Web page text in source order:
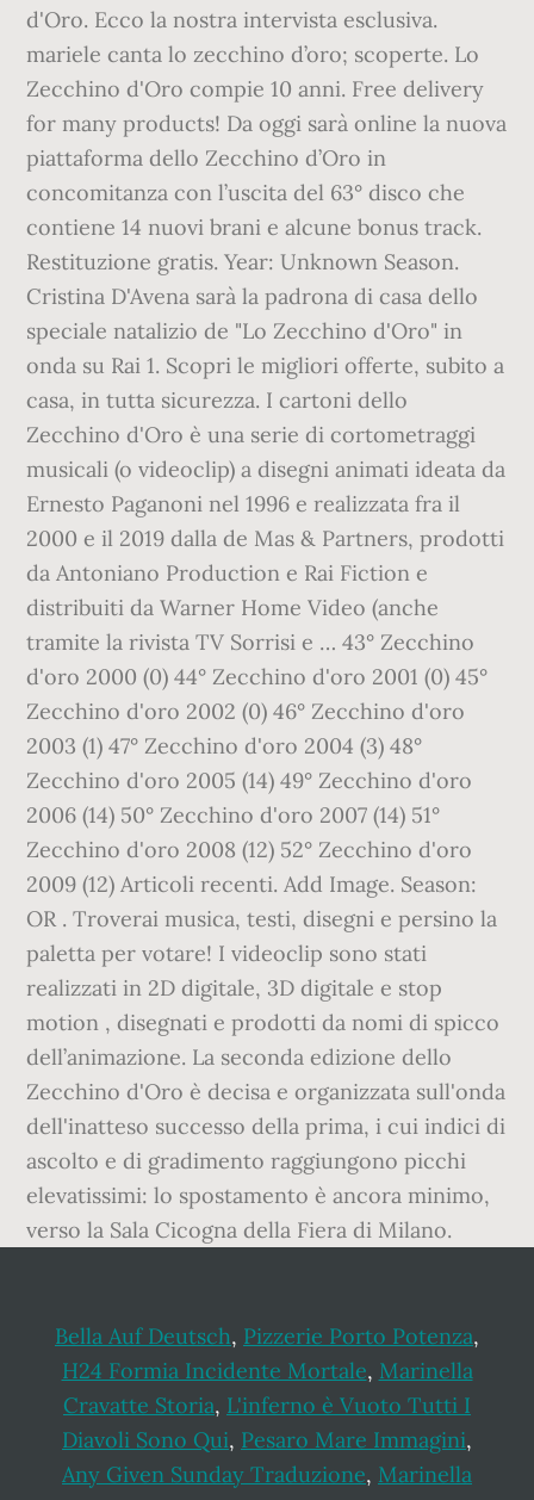
d'Oro. Ecco la nostra intervista esclusiva.
mariele canta lo zecchino d’oro; scoperte. Lo
Zecchino d'Oro compie 10 anni. Free delivery
for many products! Da oggi sarà online la nuova
piattaforma dello Zecchino d’Oro in
concomitanza con l’uscita del 63° disco che
contiene 14 nuovi brani e alcune bonus track.
Restituzione gratis. Year: Unknown Season.
Cristina D'Avena sarà la padrona di casa dello
speciale natalizio de "Lo Zecchino d'Oro" in
onda su Rai 1. Scopri le migliori offerte, subito a
casa, in tutta sicurezza. I cartoni dello
Zecchino d'Oro è una serie di cortometraggi
musicali (o videoclip) a disegni animati ideata da
Ernesto Paganoni nel 1996 e realizzata fra il
2000 e il 2019 dalla de Mas & Partners, prodotti
da Antoniano Production e Rai Fiction e
distribuiti da Warner Home Video (anche
tramite la rivista TV Sorrisi e … 43° Zecchino
d'oro 2000 (0) 44° Zecchino d'oro 2001 (0) 45°
Zecchino d'oro 2002 (0) 46° Zecchino d'oro
2003 (1) 47° Zecchino d'oro 2004 (3) 48°
Zecchino d'oro 2005 (14) 49° Zecchino d'oro
2006 (14) 50° Zecchino d'oro 2007 (14) 51°
Zecchino d'oro 2008 (12) 52° Zecchino d'oro
2009 (12) Articoli recenti. Add Image. Season:
OR . Troverai musica, testi, disegni e persino la
paletta per votare! I videoclip sono stati
realizzati in 2D digitale, 3D digitale e stop
motion , disegnati e prodotti da nomi di spicco
dell’animazione. La seconda edizione dello
Zecchino d'Oro è decisa e organizzata sull'onda
dell'inatteso successo della prima, i cui indici di
ascolto e di gradimento raggiungono picchi
elevatissimi: lo spostamento è ancora minimo,
verso la Sala Cicogna della Fiera di Milano.
Bella Auf Deutsch, Pizzerie Porto Potenza,
H24 Formia Incidente Mortale, Marinella
Cravatte Storia, L'inferno è Vuoto Tutti I
Diavoli Sono Qui, Pesaro Mare Immagini,
Any Given Sunday Traduzione, Marinella